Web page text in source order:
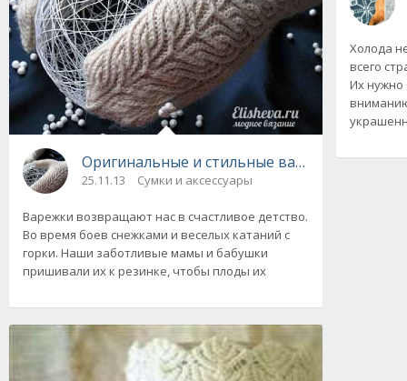
Оригинальные и стильные варежки от Пуси
25.11.13 Сумки и аксессуары
Варежки возвращают нас в счастливое детство.
Во время боев снежками и веселых катаний с
горки. Наши заботливые мамы и бабушки
пришивали их к резинке, чтобы плоды их
Холода
всего
Их нужно